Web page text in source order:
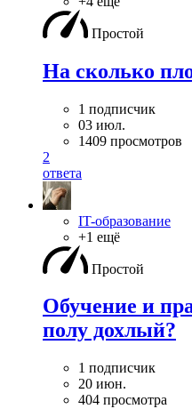
Простой
На сколько
1 подписчик
03 июл.
1409 просмотров
2
ответа
IT-образование
+1 ещё
Простой
Обучение и
полу дохлый?
1 подписчик
20 июн.
404 просмотра